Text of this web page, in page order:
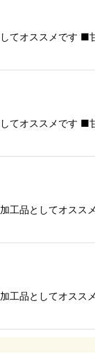
用としてオス
用としてオス
品としてオス
品としてオス